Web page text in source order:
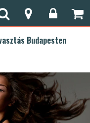
Budapesten